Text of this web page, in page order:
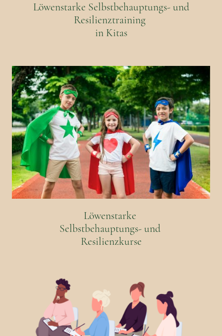
Löwenstarke Selbstbehauptungs- und
Resilienztraining
in Kitas
Löwenstarke
Selbstbehauptungs- und
Resilienzkurse